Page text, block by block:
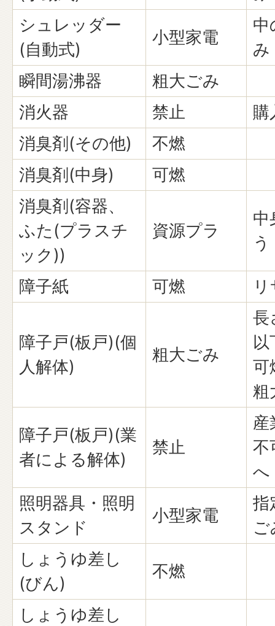
シュレッダー
(自動式)
小型家電
中
み
瞬間湯沸器
粗大ごみ
消火器
禁止
購
消臭剤(その他)
不燃
消臭剤(中身)
可燃
消臭剤(容器、
ふた(プラスチ
ック))
資源プラ
中
う
障子紙 可燃
障子戸(板戸)(個
人解体)
粗大ごみ
長
以
可
粗
障子戸(板戸)(業
者による解体)
禁止
産
不
へ
照明器具・照明
スタンド
小型家電
指
しょうゆ差し
(びん)
不燃
しょうゆ差し